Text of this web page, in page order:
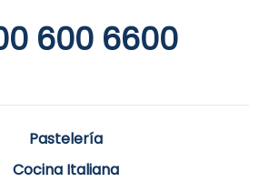
600 6600
Pastelería
Cocina Italiana